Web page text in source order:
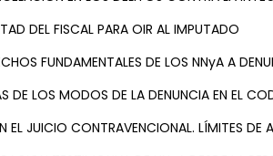
DEL FISCAL PARA OIR AL IMPUTADO
FUNDAMENTALES DE LOS NNyA A
DE LOS MODOS DE LA DENUNCIA EN EL
EL JUICIO CONTRAVENCIONAL. LÍMITES DE